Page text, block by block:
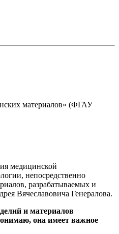
материалов» (ФГАУ
медицинской
непосредственно
разрабатываемых и
Вячеславовича Генералова.
и материалов
она имеет важное